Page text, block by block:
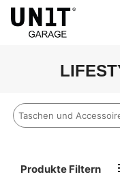
Taschen und
Produkte Filtern